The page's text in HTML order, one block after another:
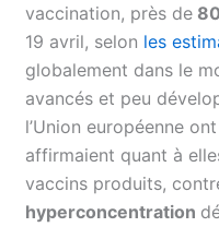
vaccination, près de
19 avril, selon les
globalement dans le
avancés et peu
l’Union européenne
affirmaient quant à
vaccins produits,
hyperconcentration